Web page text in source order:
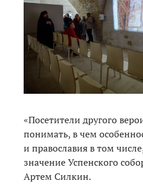
«Посетители другого
понимать, в чем
и православия в том
значение Успенского
Артем Силкин.